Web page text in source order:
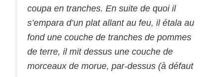
coupa en tranches. En suite de quoi il
s’empara d’un plat allant au feu, il étala au
fond une couche de tranches de pommes
de terre, il mit dessus une couche de
morceaux de morue, par-dessus (à défaut